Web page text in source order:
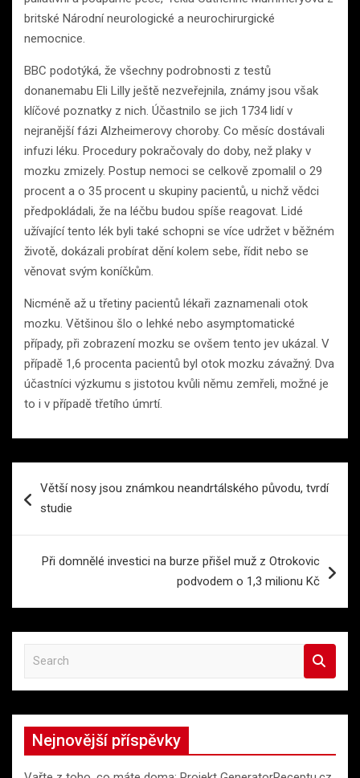
britské Národní neurologické a neurochirurgické
nemocnice.
BBC podotýká, že všechny podrobnosti z testů
donanemabu Eli Lilly ještě nezveřejnila, známy jsou však
klíčové poznatky z nich. Účastnilo se jich 1734 lidí v
nejranější fázi Alzheimerovy choroby. Co měsíc dostávali
infuzi léku. Procedury pokračovaly do doby, než plaky v
mozku zmizely. Postup nemoci se celkově zpomalil o 29
procent a o 35 procent u skupiny pacientů, u nichž vědci
předpokládali, že na léčbu budou spíše reagovat. Lidé
užívající tento lék byli také schopni se více udržet v běžném
životě, dokázali probírat dění kolem sebe, řídit nebo se
věnovat svým koníčkům.
Nicméně až u třetiny pacientů lékaři zaznamenali otok
mozku. Většinou šlo o lehké nebo asymptomatické
případy, při zobrazení mozku se ovšem tento jev ukázal. V
případě 1,6 procenta pacientů byl otok mozku závažný. Dva
účastníci výzkumu s jistotou kvůli němu zemřeli, možné je
to i v případě třetího úmrtí.
pro
Větší nosy jsou známkou neandrtálského původu, tvrdí
studie
Při domnělé investici na burze přišel muž z Otrokovic
podvodem o 1,3 milionu Kč
a
r
h
Nejnovější příspěvky